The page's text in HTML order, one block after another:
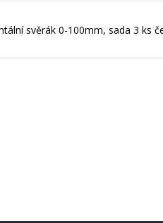
svěrák 0-100mm, sada 3 ks